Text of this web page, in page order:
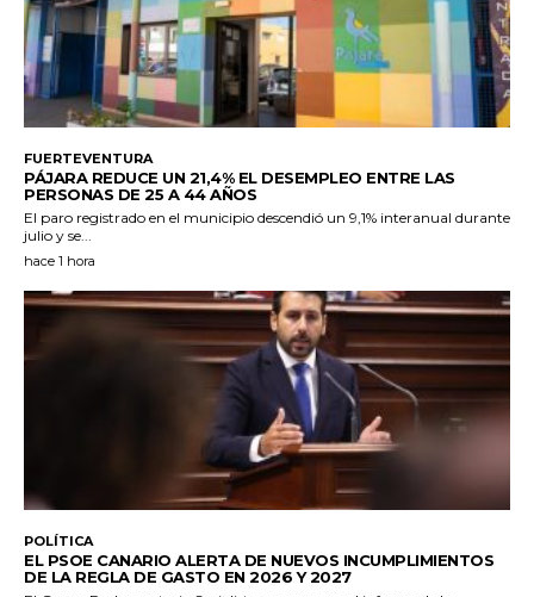
FUERTEVENTURA
PÁJARA REDUCE UN 21,4% EL DESEMPLEO ENTRE LAS
PERSONAS DE 25 A 44 AÑOS
El paro registrado en el municipio descendió un 9,1% interanual durante
julio y se...
hace 1 hora
POLÍTICA
EL PSOE CANARIO ALERTA DE NUEVOS INCUMPLIMIENTOS
DE LA REGLA DE GASTO EN 2026 Y 2027